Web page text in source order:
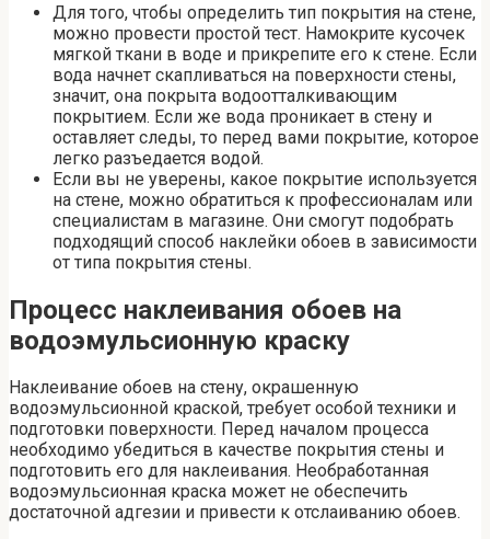
Для того, чтобы определить тип покрытия на стене,
можно провести простой тест. Намокрите кусочек
мягкой ткани в воде и прикрепите его к стене. Если
вода начнет скапливаться на поверхности стены,
значит, она покрыта водоотталкивающим
покрытием. Если же вода проникает в стену и
оставляет следы, то перед вами покрытие, которое
легко разъедается водой.
Если вы не уверены, какое покрытие используется
на стене, можно обратиться к профессионалам или
специалистам в магазине. Они смогут подобрать
подходящий способ наклейки обоев в зависимости
от типа покрытия стены.
Процесс наклеивания обоев на
водоэмульсионную краску
Наклеивание обоев на стену, окрашенную
водоэмульсионной краской, требует особой техники и
подготовки поверхности. Перед началом процесса
необходимо убедиться в качестве покрытия стены и
подготовить его для наклеивания. Необработанная
водоэмульсионная краска может не обеспечить
достаточной адгезии и привести к отслаиванию обоев.